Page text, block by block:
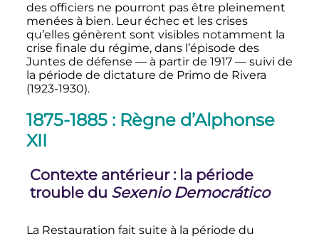
des officiers ne pourront pas être pleinement
menées à bien. Leur échec et les crises
qu’elles génèrent sont visibles notamment la
crise finale du régime, dans l’épisode des
Juntes de défense — à partir de 1917 —suivi de
la période de dictature de Primo de Rivera
(1923-1930).
1875-1885 : Règne d’Alphonse
XII
Contexte antérieur : la période
trouble du Sexenio Democrático
La Restauration fait suite à la période du